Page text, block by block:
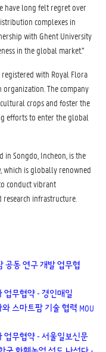
have long felt regret over
complexes in
with Ghent University
in the global market.”
with Royal Flora
The company
crops and foster the
efforts to enter the global
in Songdo, Incheon, is the
which is globally renowned
conduct vibrant
research infrastructure.
공동 연구 개발 업무협
업무협약 - 경인매일
스마트팜 기술 협력 MOU
업무협약 - 서울일보신문